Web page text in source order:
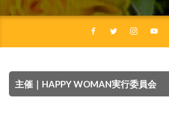
主催｜HAPPY WOMAN実行委員会